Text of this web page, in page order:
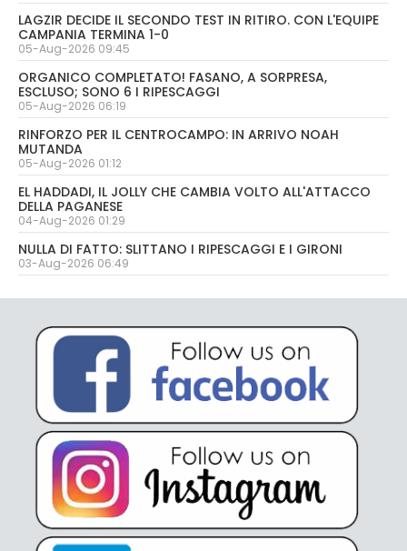
LAGZIR DECIDE IL SECONDO TEST IN RITIRO. CON L'EQUIPE
CAMPANIA TERMINA 1-0
05-Aug-2026 09:45
ORGANICO COMPLETATO! FASANO, A SORPRESA,
ESCLUSO; SONO 6 I RIPESCAGGI
05-Aug-2026 06:19
RINFORZO PER IL CENTROCAMPO: IN ARRIVO NOAH
MUTANDA
05-Aug-2026 01:12
EL HADDADI, IL JOLLY CHE CAMBIA VOLTO ALL'ATTACCO
DELLA PAGANESE
04-Aug-2026 01:29
NULLA DI FATTO: SLITTANO I RIPESCAGGI E I GIRONI
03-Aug-2026 06:49